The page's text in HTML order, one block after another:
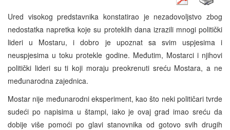
Ured visokog predstavnika konstatirao je nezadovoljstvo zbog
nedostatka napretka koje su proteklih dana izrazili mnogi politički
lideri u Mostaru, i dobro je upoznat sa svim uspjesima i
neuspjesima u toku protekle godine. Međutim, Mostarci i njihovi
politički lideri su ti koji moraju preokrenuti sreću Mostara, a ne
međunarodna zajednica.
Mostar nije međunarodni eksperiment, kao što neki političari tvrde
sudeći po napisima u štampi, iako je ovaj grad imao sreću da
dobije više pomoći po glavi stanovnika od gotovo svih drugih